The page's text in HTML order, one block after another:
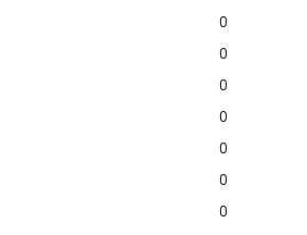
0
0
0
0
0
0
0